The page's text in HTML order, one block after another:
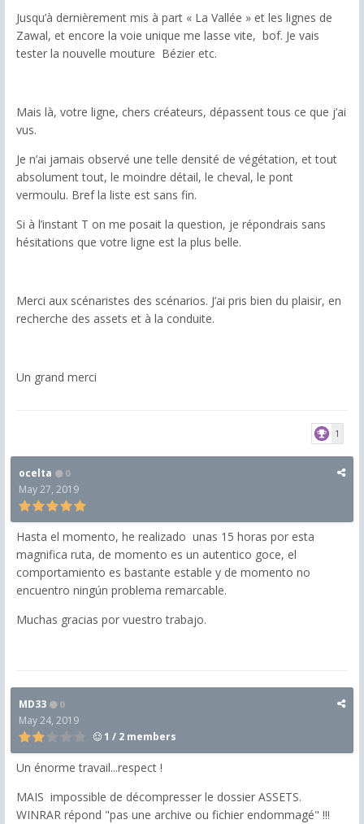
Jusqu’à dernièrement mis à part « La Vallée » et les lignes de
Zawal, et encore la voie unique me lasse vite, bof. Je vais
tester la nouvelle mouture Bézier etc.
Mais là, votre ligne, chers créateurs, dépassent tous ce que j’ai
vus.
Je n’ai jamais observé une telle densité de végétation, et tout
absolument tout, le moindre détail, le cheval, le pont
vermoulu. Bref la liste est sans fin.
Si à l’instant T on me posait la question, je répondrais sans
hésitations que votre ligne est la plus belle.
Merci aux scénaristes des scénarios. J’ai pris bien du plaisir, en
recherche des assets et à la conduite.
Un grand merci
1
ocelta 0
May 27, 2019
Hasta el momento, he realizado unas 15 horas por esta
magnifica ruta, de momento es un autentico goce, el
comportamiento es bastante estable y de momento no
encuentro ningún problema remarcable.
Muchas gracias por vuestro trabajo.
MD33 0
May 24, 2019
1 / 2 members
Un énorme travail...respect !
MAIS impossible de décompresser le dossier ASSETS.
WINRAR répond "pas une archive ou fichier endommagé" !!!